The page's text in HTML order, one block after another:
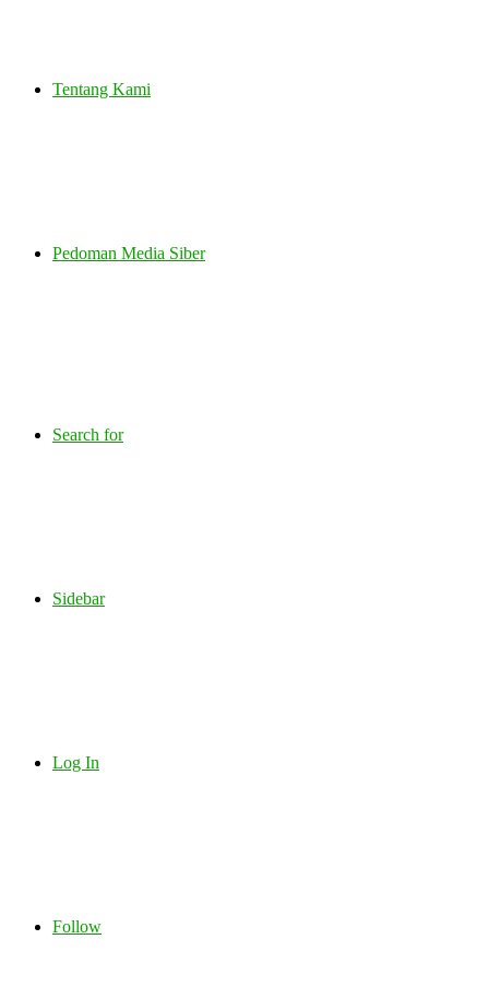
Tentang Kami
Pedoman Media Siber
Search for
Sidebar
Log In
Follow